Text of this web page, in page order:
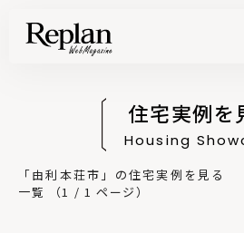
住宅実例を
Housing
「由利本荘市」の住宅実例を見る
一覧 （1 / 1 ページ）